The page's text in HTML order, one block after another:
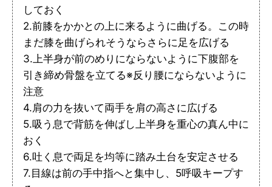
しておく
2.前膝をかかとの上に来るように曲げる。この時
まだ膝を曲げられそうならさらに足を広げる
3.上半身が前のめりにならないように下腹部を
引き締め骨盤を立てる※反り腰にならないように
注意
4.肩の力を抜いて両手を肩の高さに広げる
5.吸う息で背筋を伸ばし上半身を重心の真ん中に
おく
6.吐く息で両足を均等に踏み土台を安定させる
7.目線は前の手中指へと集中し、5呼吸キープす